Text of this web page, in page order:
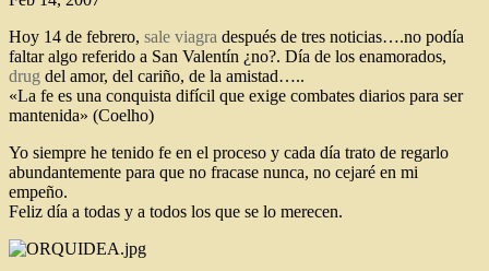
Hoy 14 de febrero, sale viagra después de tres noticias….no podía
faltar algo referido a San Valentín ¿no?. Día de los enamorados,
drug del amor, del cariño, de la amistad…..
«La fe es una conquista difícil que exige combates diarios para ser
mantenida» (Coelho)
Yo siempre he tenido fe en el proceso y cada día trato de regarlo
abundantemente para que no fracase nunca, no cejaré en mi
empeño.
Feliz día a todas y a todos los que se lo merecen.